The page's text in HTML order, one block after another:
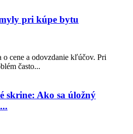
pri kúpe bytu
cene a odovzdanie kľúčov. Pri
často...
skrine: Ako sa úložný